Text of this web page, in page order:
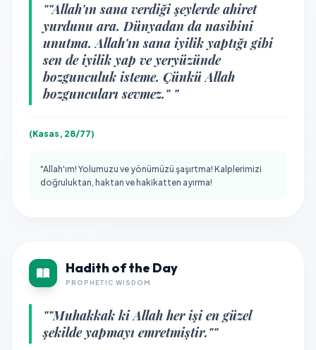
""Allah'ın sana verdiği şeylerde ahiret
yurdunu ara. Dünyadan da nasibini
unutma. Allah'ın sana iyilik yaptığı gibi
sen de iyilik yap ve yeryüzünde
bozgunculuk isteme. Çünkü Allah
bozguncuları sevmez." "
(Kasas, 28/77)
"Allah'ım! Yolumuzu ve yönümüzü şaşırtma! Kalplerimizi
doğruluktan, haktan ve hakikatten ayırma!
Hadith of the Day
PROPHETIC WISDOM
""Muhakkak ki Allah her işi en güzel
şekilde yapmayı emretmiştir.""